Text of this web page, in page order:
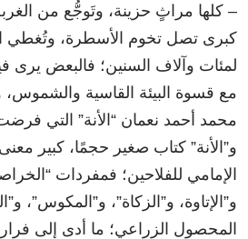
– كلها مراثٍ حزينة، وتَوجُّع من
كبرى تصل تخوم الأسطرة، وتُغطي
لمئات وآلاف السنين؛ فالبعض يرى
مع قسوة البيئة القاسية والشموس،
محمد أحمد نعمان “الأنة” التي
و”الأنة” كتاب صغير حجمًا، كبير
الإمامي للفلاحين؛ فمفردات
و”الإتاوة، و”الزكاة”، و”المكوس”،
المحصول الزراعي؛ ما أدى إلى فرار